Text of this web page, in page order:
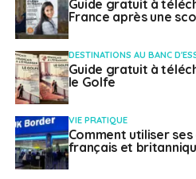
saison « mode et design ».
Vietnam des grandes
À cette occasion, le concours
Paris » verra s’affronter les
vietnamienne. Le lauréat
haute couture à Paris, en 2024.
SUJETS ASSOCIÉS: CULTURE
INSTITUT FRANÇAIS
Guide gratuit à
France après une
DESTINATIONS AU BANC
Guide gratuit à
le Golfe
VIE PRATIQUE
Comment utiliser
français et